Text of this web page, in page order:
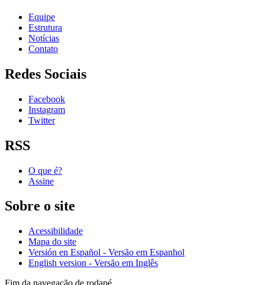
Equipe
Estrutura
Notícias
Contato
Redes Sociais
Facebook
Instagram
Twitter
RSS
O que é?
Assine
Sobre o site
Acessibilidade
Mapa do site
Versión en Español - Versão em Espanhol
English version - Versão em Inglês